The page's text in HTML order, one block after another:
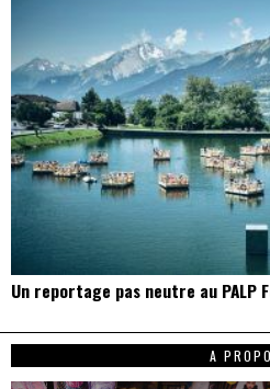
Un reportage pas neutre au PALP
A